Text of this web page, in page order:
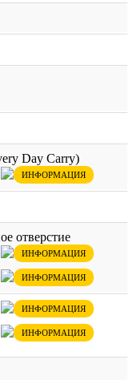
Day Carry)
ИНФОРМАЦИЯ
отверстие
ИНФОРМАЦИЯ
ИНФОРМАЦИЯ
ИНФОРМАЦИЯ
ИНФОРМАЦИЯ